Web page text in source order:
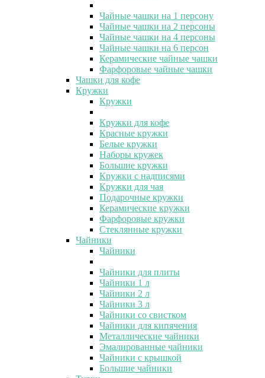
Чайные чашки на 1 персону
Чайные чашки на 2 персоны
Чайные чашки на 4 персоны
Чайные чашки на 6 персон
Керамические чайные чашки
Фарфоровые чайные чашки
Чашки для кофе
Кружки
Кружки
Кружки для кофе
Красные кружки
Белые кружки
Наборы кружек
Большие кружки
Кружки с надписями
Кружки для чая
Подарочные кружки
Керамические кружки
Фарфоровые кружки
Стеклянные кружки
Чайники
Чайники
Чайники для плиты
Чайники 1 л
Чайники 2 л
Чайники 3 л
Чайники со свистком
Чайники для кипячения
Металлические чайники
Эмалированные чайники
Чайники с крышкой
Большие чайники